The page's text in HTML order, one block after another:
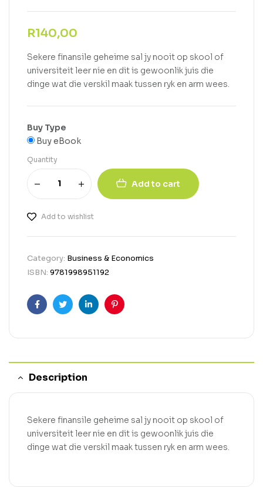
R140,00
Sekere finansile geheime sal jy nooit op skool of
universiteit leer nie en dit is gewoonlik juis die
dinge wat die verskil maak tussen ryk en arm wees.
Buy Type
Buy eBook
Quantity
Add to cart
Add to wishlist
Category: Business & Economics
ISBN: 9781998951192
FacebookTwitterLinkedinPinterest
Description
Sekere finansile geheime sal jy nooit op skool of
universiteit leer nie en dit is gewoonlik juis die
dinge wat die verskil maak tussen ryk en arm wees.